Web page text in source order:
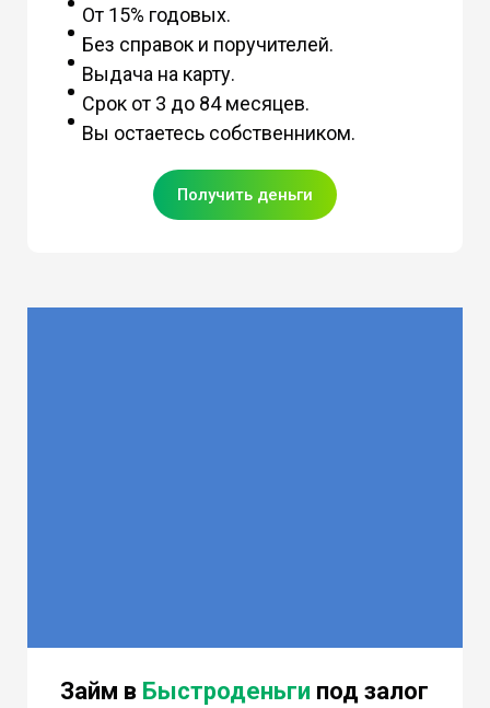
От 15% годовых.
Без справок и поручителей.
Выдача на карту.
Срок от 3 до 84 месяцев.
Вы остаетесь собственником.
Получить деньги
Займ в Быстроденьги под залог